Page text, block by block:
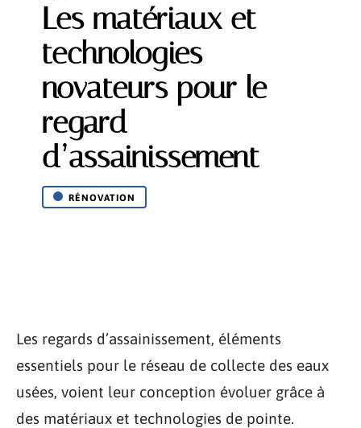
Les matériaux et
technologies
novateurs pour le
regard
d’assainissement
RÉNOVATION
Les regards d’assainissement, éléments
essentiels pour le réseau de collecte des eaux
usées, voient leur conception évoluer grâce à
des matériaux et technologies de pointe.